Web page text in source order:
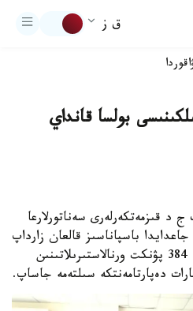
ق ز
اقوردا
بولسا قانداي
د قىزمەتكەرلەرى سەناتورلارعا
باسپاناسىز قالعان زارداپ
شەككەن حالىقتى قابىلدايتىن 384 پۋنكت ورنالاستىرىلاتىنىن
دەپارتامەنتكە سىلتەمە جاساپ.